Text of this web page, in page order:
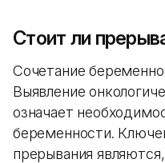
Стоит ли
Сочетание
Выявление
означает
беременности.
прерывания